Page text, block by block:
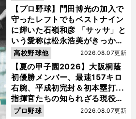
【プロ野球】門田博光の加入で
守ったレフトでもベストナイン
に輝いた石嶺和彦 「サッサ」と
いう愛称は松永浩美がきっか
け？
【夏の甲子園2026】大阪桐蔭
初優勝メンバー、最速157キロ
右腕、平成初完封＆初本塁打...
指揮官たちの知られざる現役時
代
2026.08.07更新
高校野球他
2026.08.07更新
プロ野球